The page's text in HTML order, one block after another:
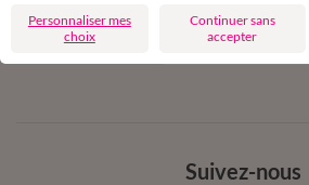
Suivez-nous
Depuis votre iPhone
Personnaliser mes
choix
Continuer sans
accepter